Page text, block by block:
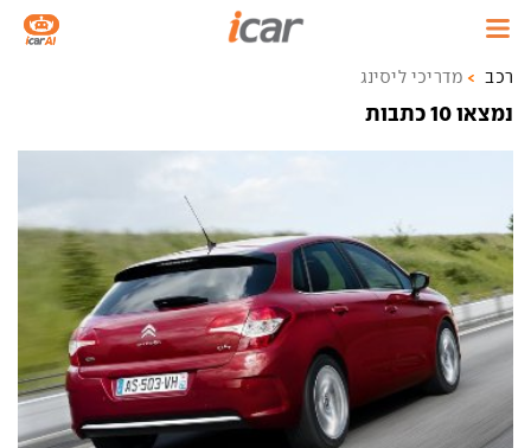
רכב מדריכי ליסינג
נמצאו 10 כתבות